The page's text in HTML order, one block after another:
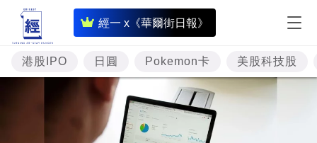
經一 x《華爾街日報》
即
時
財
經
專
港股IPO 日圓 Pokemon卡 美股科技股